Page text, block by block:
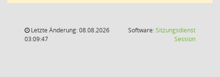
Letzte Änderung: 08.08.2026
03:09:47
Software:Sitzungsdienst
Session(Wird in